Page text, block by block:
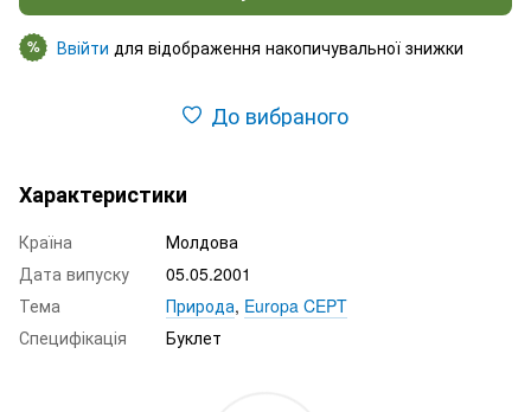
% Ввійти для відображення накопичувальної знижки
До вибраного
Характеристики
Країна
Молдова
Дата випуску
05.05.2001
Тема
Природа, Europa CEPT
Специфікація
Буклет